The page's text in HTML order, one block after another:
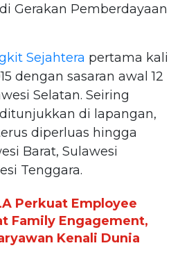
Gerakan Pemberdayaan
Sejahtera pertama kali
dengan sasaran awal 12
Selatan. Seiring
di lapangan,
diperluas hingga
Barat, Sulawesi
Tenggara.
Perkuat Employee
Family Engagement,
Kenali Dunia